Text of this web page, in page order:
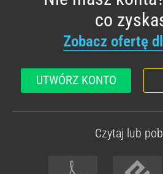
co
Zobacz ofertę
UTWÓRZ KONTO
Czytaj lub